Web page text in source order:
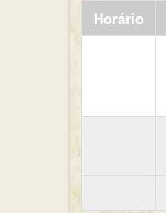
Horário